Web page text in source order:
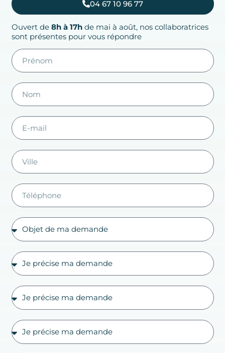
04 67 10 96 77
Ouvert de 8h à 17hde mai à août, nos collaboratrices
sont présentes pour vous répondre